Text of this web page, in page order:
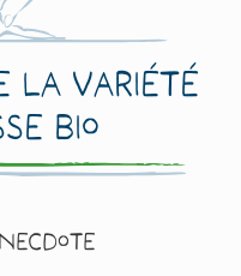
la variété
Bio